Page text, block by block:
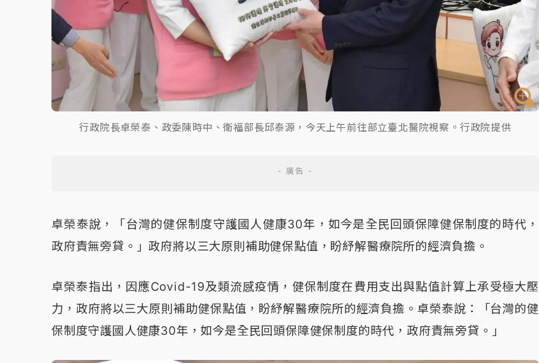
行政院長卓榮泰、政委陳時中、衛福部長邱泰源，今天上午前往部立臺北醫院視察。行政院提供
卓榮泰說，「台灣的健保制度守護國人健康30年，如今是全民回頭保障健保制度的時代，
政府責無旁貸。」政府將以三大原則補助健保點值，盼紓解醫療院所的經濟負擔。
卓榮泰指出，因應Covid-19及類流感疫情，健保制度在費用支出與點值計算上承受極大壓
力，政府將以三大原則補助健保點值，盼紓解醫療院所的經濟負擔。卓榮泰說：「台灣的健
保制度守護國人健康30年，如今是全民回頭保障健保制度的時代，政府責無旁貸。」